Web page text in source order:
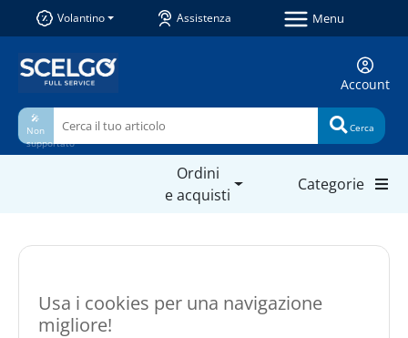
Usa i cookies per una navigazione
migliore!
Volantino Assistenza Menu
Account
🎤
Non
supportato
Cerca
Ordini
e acquisti
Categorie